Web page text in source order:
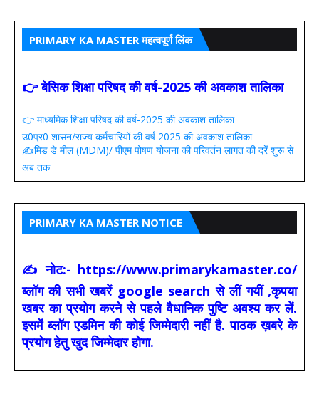
PRIMARY KA MASTER महत्वपूर्ण लिंक
👉 बेसिक शिक्षा परिषद की वर्ष-2025 की अवकाश तालिका
👉 माध्यमिक शिक्षा परिषद की वर्ष-2025 की अवकाश तालिका
उ0प्र0 शासन/राज्य कर्मचारियों की वर्ष 2025 की अवकाश तालिका
✍️मिड डे मील (MDM)/ पीएम पोषण योजना की परिवर्तन लागत की दरें शुरू से
अब तक
PRIMARY KA MASTER NOTICE
✍ नोट:- https://www.primarykamaster.co/
ब्लॉग की सभी खबरें google search से लीं गयीं ,कृपया
खबर का प्रयोग करने से पहले वैधानिक पुष्टि अवश्य कर लें.
इसमें ब्लॉग एडमिन की कोई जिम्मेदारी नहीं है. पाठक ख़बरे के
प्रयोग हेतु खुद जिम्मेदार होगा.